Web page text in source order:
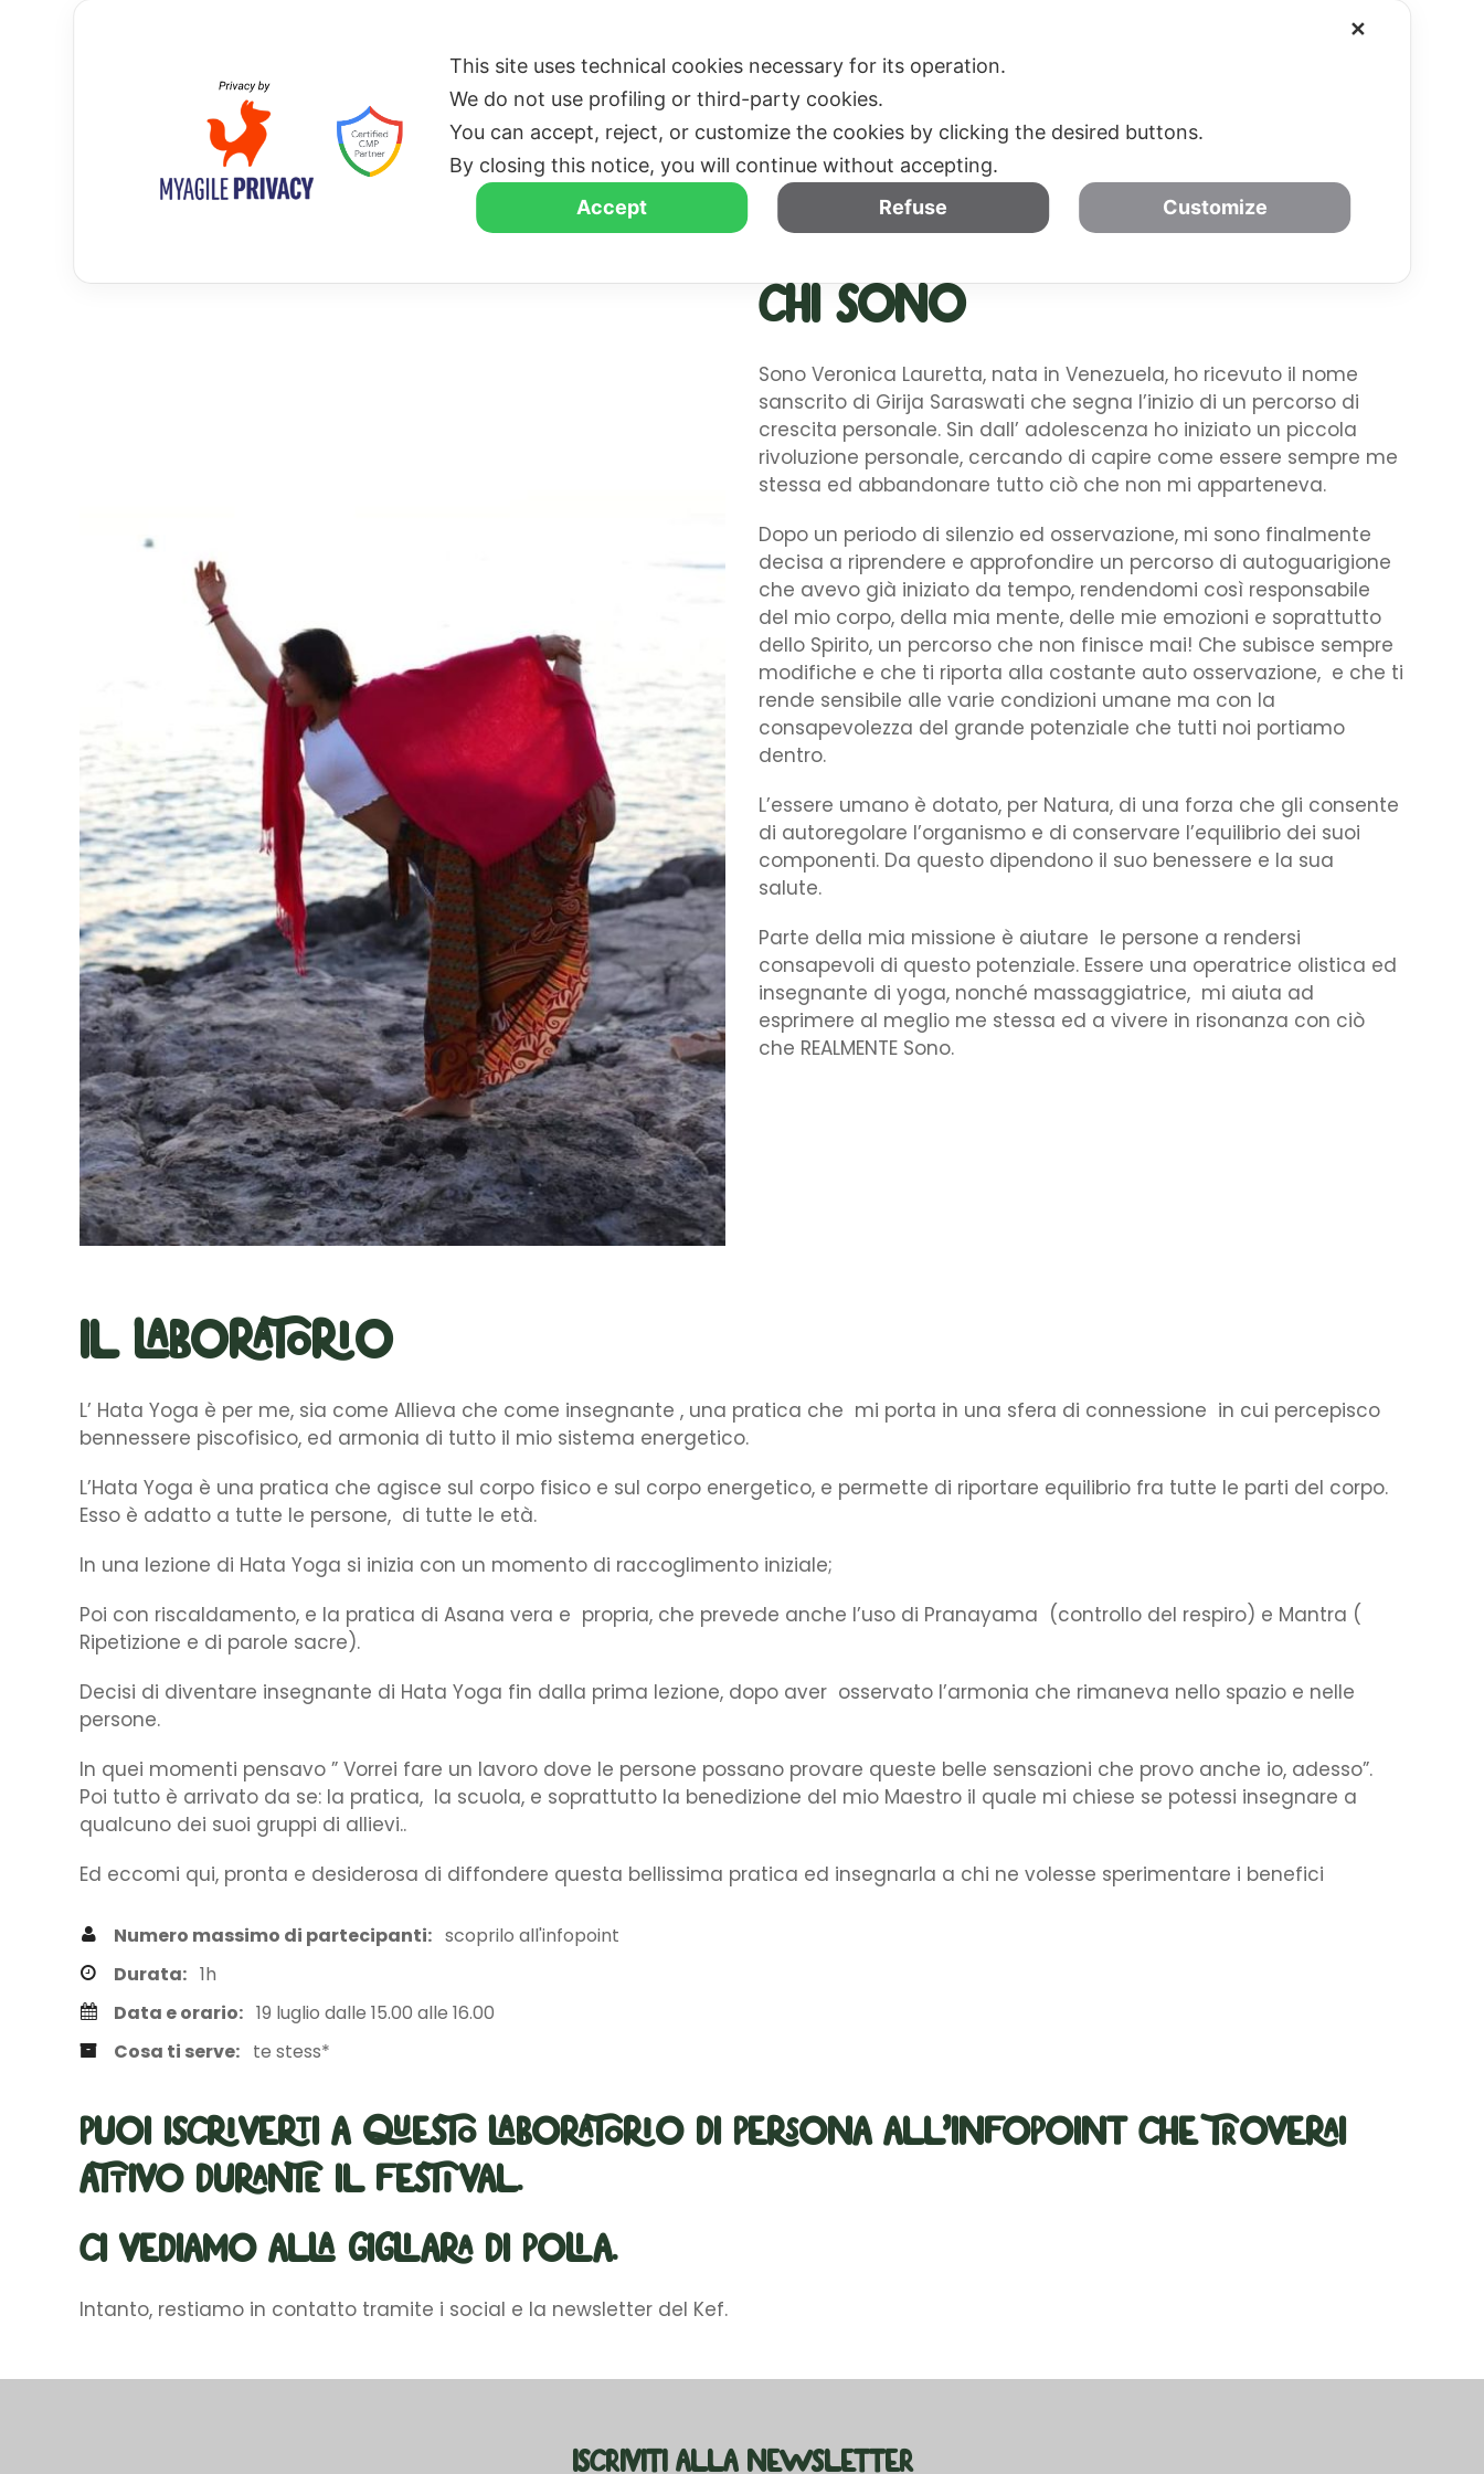
SOSTIENICI
HATA YOGA
Promosso da Veronica Lauretta
Chi sono
Sono Veronica Lauretta, nata in Venezuela, ho ricevuto il nome
sanscrito di Girija Saraswati che segna l’inizio di un percorso di
crescita personale. Sin dall’ adolescenza ho iniziato un piccola
rivoluzione personale, cercando di capire come essere sempre me
stessa ed abbandonare tutto ciò che non mi apparteneva.
Dopo un periodo di silenzio ed osservazione, mi sono finalmente
decisa a riprendere e approfondire un percorso di autoguarigione
che avevo già iniziato da tempo, rendendomi così responsabile
del mio corpo, della mia mente, delle mie emozioni e soprattutto
dello Spirito, un percorso che non finisce mai! Che subisce sempre
modifiche e che ti riporta alla costante auto osservazione, e che ti
rende sensibile alle varie condizioni umane ma con la
consapevolezza del grande potenziale che tutti noi portiamo
dentro.
L’essere umano è dotato, per Natura, di una forza che gli consente
di autoregolare l’organismo e di conservare l’equilibrio dei suoi
componenti. Da questo dipendono il suo benessere e la sua
salute.
Parte della mia missione è aiutare le persone a rendersi
consapevoli di questo potenziale. Essere una operatrice olistica ed
insegnante di yoga, nonché massaggiatrice, mi aiuta ad
esprimere al meglio me stessa ed a vivere in risonanza con ciò
che REALMENTE Sono.
Il laboratorio
L’ Hata Yoga è per me, sia come Allieva che come insegnante , una pratica che mi porta in una sfera di connessione in cui percepisco
bennessere piscofisico, ed armonia di tutto il mio sistema energetico.
L’Hata Yoga è una pratica che agisce sul corpo fisico e sul corpo energetico, e permette di riportare equilibrio fra tutte le parti del corpo.
Esso è adatto a tutte le persone, di tutte le età.
In una lezione di Hata Yoga si inizia con un momento di raccoglimento iniziale;
Poi con riscaldamento, e la pratica di Asana vera e propria, che prevede anche l’uso di Pranayama (controllo del respiro) e Mantra (
Ripetizione e di parole sacre).
Decisi di diventare insegnante di Hata Yoga fin dalla prima lezione, dopo aver osservato l’armonia che rimaneva nello spazio e nelle
persone.
In quei momenti pensavo ” Vorrei fare un lavoro dove le persone possano provare queste belle sensazioni che provo anche io, adesso”.
Poi tutto è arrivato da se: la pratica, la scuola, e soprattutto la benedizione del mio Maestro il quale mi chiese se potessi insegnare a
qualcuno dei suoi gruppi di allievi..
Ed eccomi qui, pronta e desiderosa di diffondere questa bellissima pratica ed insegnarla a chi ne volesse sperimentare i benefici
Numero massimo di partecipanti: scoprilo all'infopoint
Durata: 1h
Data e orario: 19 luglio dalle 15.00 alle 16.00
Cosa ti serve: te stess*
Puoi iscriverti a questo laboratorio di persona all’infopoint che troverai
attivo durante il festival.
Ci vediamo alla Gigliara di Polia.
Intanto, restiamo in contatto tramite i social e la newsletter del Kef.
ISCRIVITI ALLA NEWSLETTER
✕
This site uses technical cookies necessary for its operation.
We do not use profiling or third-party cookies.
You can accept, reject, or customize the cookies by clicking the desired buttons.
By closing this notice, you will continue without accepting.
Accept
Refuse Customize